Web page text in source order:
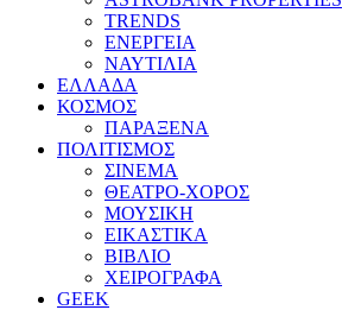
TRENDS
ΕΝΕΡΓΕΙΑ
ΝΑΥΤΙΛΙΑ
ΕΛΛΑΔΑ
ΚΟΣΜΟΣ
ΠΑΡΑΞΕΝΑ
ΠΟΛΙΤΙΣΜΟΣ
ΣΙΝΕΜΑ
ΘΕΑΤΡΟ-ΧΟΡΟΣ
ΜΟΥΣΙΚΗ
ΕΙΚΑΣΤΙΚΑ
ΒΙΒΛΙΟ
ΧΕΙΡΟΓΡΑΦΑ
GEEK